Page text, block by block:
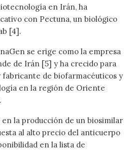
en Irán, ha
con Pectuna, un biológico
[4].
se erige como la empresa
de Irán [5] y ha crecido para
de biofarmacéuticos y
en la región de Oriente
la producción de un biosimilar
al alto precio del anticuerpo
en la lista de